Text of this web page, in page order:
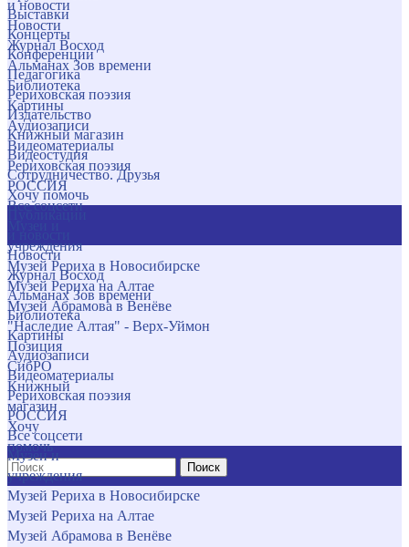
и новости
Новости
Журнал Восход
Альманах Зов времени
Библиотека
Картины
Аудиозаписи
Видеоматериалы
Рериховская поэзия
РОССИЯ
Все соцсети
учреждения
Музей Рериха в Новосибирске
Музей Рериха на Алтае
Музей Абрамова в Венёве
"Наследие Алтая" - Верх-Уймон
Позиция
СибРО
Книжный
магазин
Хочу
помочь
Поиск
Выставки
Концерты
Конференции
Педагогика
Рериховская поэзия
Издательство
Книжный магазин
Видеостудия
Сотрудничество. Друзья
Хочу помочь
Новости
Журнал Восход
Альманах Зов времени
Библиотека
Картины
Аудиозаписи
Видеоматериалы
Рериховская поэзия
РОССИЯ
Все соцсети
Музеи и
учреждения
Музей Рериха в Новосибирске
Музей Рериха на Алтае
Музей Абрамова в Венёве